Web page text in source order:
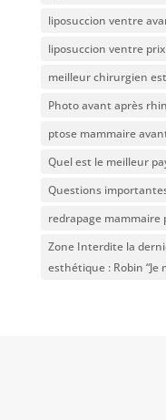
liposuccion ventre
liposuccion ventre
meilleur chirurgien
Photo avant après
ptose mammaire
Quel est le meilleur
Questions
redrapage mammaire
Zone Interdite la
esthétique : Robin